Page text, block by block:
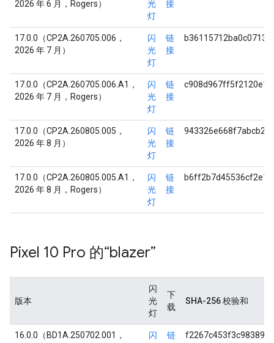
2026 年 6 月，Rogers）
光
灯
接
17.0.0（CP2A.260705.006，
2026 年 7 月）
闪
光
灯
链
接
17.0.0（CP2A.260705.006.A1，
2026 年 7 月，Rogers）
闪
光
灯
链
接
17.0.0（CP2A.260805.005，
2026 年 8 月）
闪
光
灯
链
接
17.0.0（CP2A.260805.005.A1，
2026 年 8 月，Rogers）
闪
光
灯
链
接
Pixel 10 Pro 的“blazer”
版本
闪
光
灯
下
载
SHA-256 校验和
16.0.0（BD1A.250702.001，
闪
链